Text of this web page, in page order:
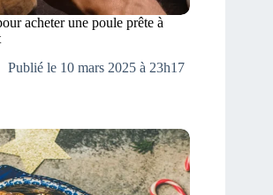
acheter une poule prête à
Publié le 10 mars 2025 à 23h17